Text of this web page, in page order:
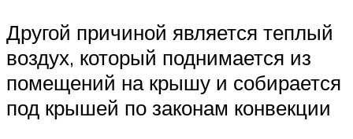
Другой причиной является теплый
воздух, который поднимается из
помещений на крышу и собирается
под крышей по законам конвекции